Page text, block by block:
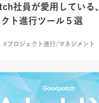
社員が愛用している
ト進行ツール５選
プロジェクト進行/マネジメント